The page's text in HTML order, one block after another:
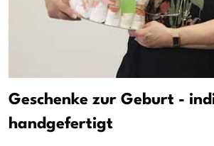
Geschenke zur Geburt -
handgefertigt